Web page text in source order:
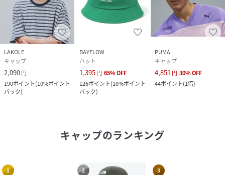
LAKOLE
キャップ
2,090円
190ポイント(10%ポイント
バック)
BAYFLOW
ハット
1,395円 65%OFF
126ポイント(10%ポイント
バック)
PUMA
キャップ
4,851 円 30%OFF
44ポイント(1倍)
キャップのランキング
1 2 3